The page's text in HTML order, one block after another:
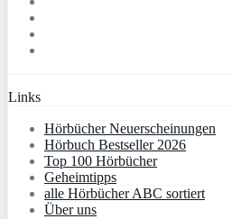
Links
Hörbücher Neuerscheinungen
Hörbuch Bestseller 2026
Top 100 Hörbücher
Geheimtipps
alle Hörbücher ABC sortiert
Über uns